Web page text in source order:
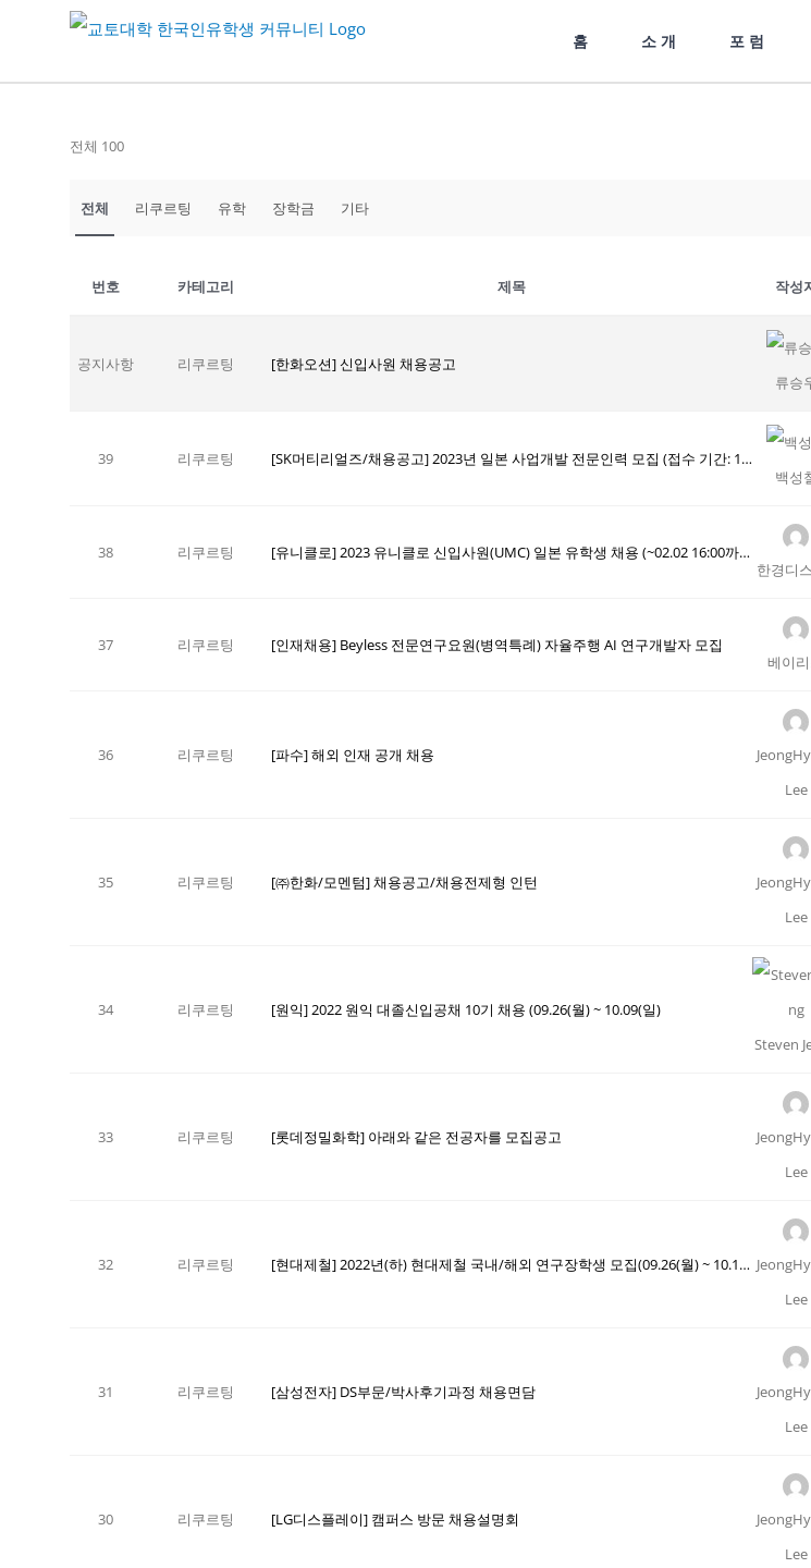
content
홈 소개 포럼
전체 100
전체 리쿠르팅 유학 장학금 기타
번호 카테고리 제목 작성
공지사항 리쿠르팅
[한화오션] 신입사원 채용공고
류승
39 리쿠르팅
[SK머티리얼즈/채용공고] 2023년 일본 사업개발 전문인력 모집 (접수 기간: 1/25 ~ 2/13)
백성
38 리쿠르팅
[유니클로] 2023 유니클로 신입사원(UMC) 일본 유학생 채용 (~02.02 16:00까지)
한경디
37 리쿠르팅
[인재채용] Beyless 전문연구요원(병역특례) 자율주행 AI 연구개발자 모집
베이
36 리쿠르팅 [파수] 해외 인재 공개 채용
Lee
35 리쿠르팅 [㈜한화/모멘텀] 채용공고/채용전제형 인턴
Lee
34 리쿠르팅
[원익] 2022 원익 대졸신입공채 10기 채용 (09.26(월) ~ 10.09(일)
Steven
33 리쿠르팅 [롯데정밀화학] 아래와 같은 전공자를 모집공고
Lee
32 리쿠르팅 [현대제철] 2022년(하) 현대제철 국내/해외 연구장학생 모집(09.26(월) ~ 10.11(화) 10:00AM)
Lee
31 리쿠르팅 [삼성전자] DS부문/박사후기과정 채용면담
Lee
30 리쿠르팅 [LG디스플레이] 캠퍼스 방문 채용설명회
Lee